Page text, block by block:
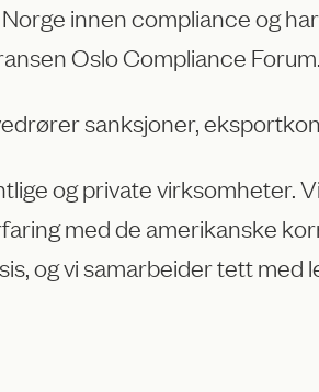
innen compliance og
Oslo Compliance Forum.
sanksjoner,
og private virksomheter.
med de amerikanske
og vi samarbeider tett med